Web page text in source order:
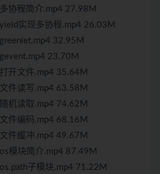
协程简介.mp4 27.98M
实现多协程.mp4 26.03M
32.95M
23.70M
开文件.mp4 35.64M
件读写.mp4 63.58M
机读取.mp4 74.62M
件编码.mp4 68.16M
件缓冲.mp4 49.67M
模块简介.mp4 87.49M
子模块.mp4 71.22M